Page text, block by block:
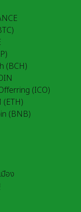
(BCH)
(ICO)
(ETH)
(BNB)
มือง